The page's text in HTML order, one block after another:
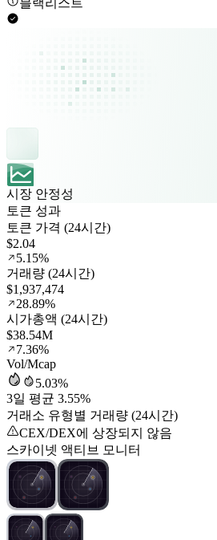
블랙리스트
시장 안정성
토큰 성과
토큰 가격 (24시간)
$2.04
5.15%
거래량 (24시간)
$1,937,474
28.89%
시가총액 (24시간)
$38.54M
7.36%
Vol/Mcap
5.03%
3일 평균 3.55%
거래소 유형별 거래량 (24시간)
CEX/DEX에 상장되지 않음
스카이넷 액티브 모니터